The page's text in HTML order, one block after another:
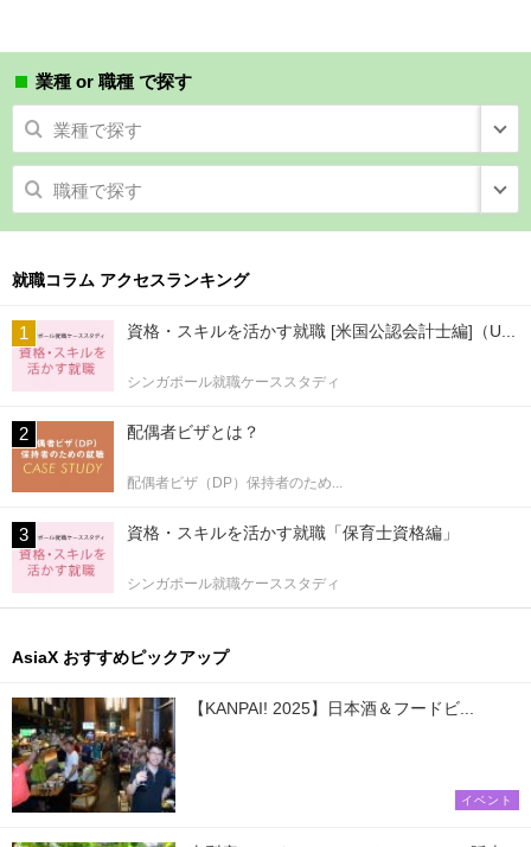
業種 or 職種 で探す
業種で探す
職種で探す
就職コラム アクセスランキング
資格・スキルを活かす就職 [米国公認会計士編]（U...
シンガポール就職ケーススタディ
配偶者ビザとは？
配偶者ビザ（DP）保持者のため...
資格・スキルを活かす就職「保育士資格編」
シンガポール就職ケーススタディ
AsiaX おすすめピックアップ
【KANPAI! 2025】日本酒＆フードビ...
イベント